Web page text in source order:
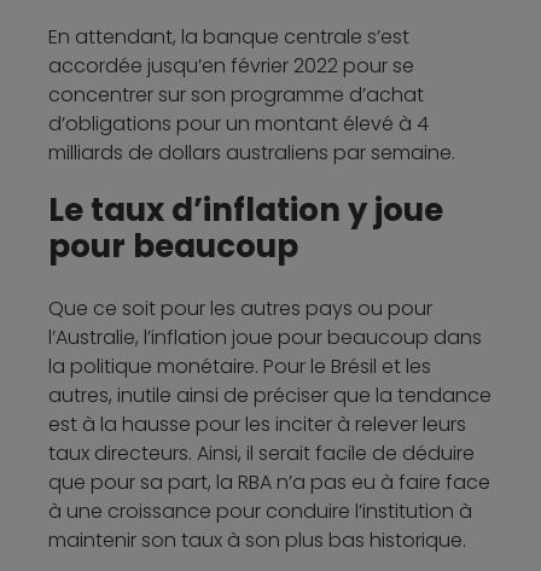
En attendant, la banque centrale s’est
accordée jusqu’en février 2022 pour se
concentrer sur son programme d’achat
d’obligations pour un montant élevé à 4
milliards de dollars australiens par semaine.
Le taux d’inflation y joue
pour beaucoup
Que ce soit pour les autres pays ou pour
l’Australie, l’inflation joue pour beaucoup dans
la politique monétaire. Pour le Brésil et les
autres, inutile ainsi de préciser que la tendance
est à la hausse pour les inciter à relever leurs
taux directeurs. Ainsi, il serait facile de déduire
que pour sa part, la RBA n’a pas eu à faire face
à une croissance pour conduire l’institution à
maintenir son taux à son plus bas historique.